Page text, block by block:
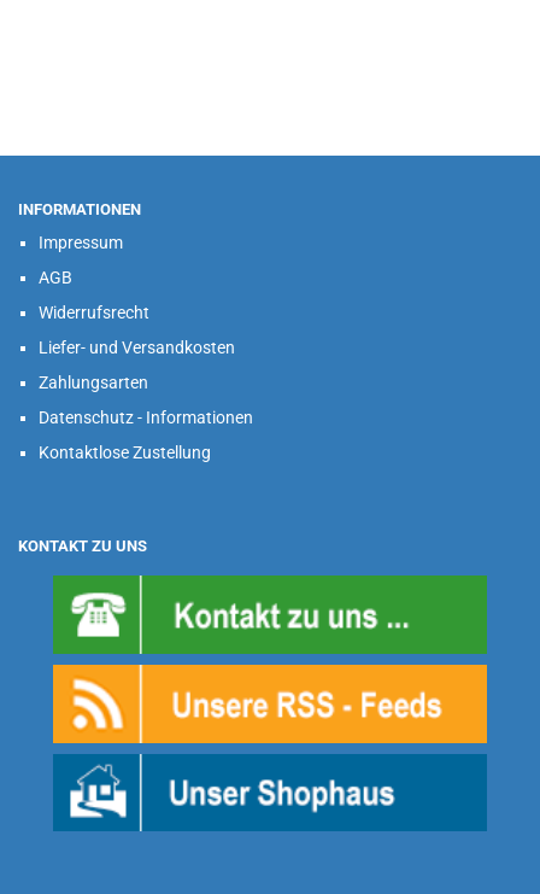
INFORMATIONEN
Impressum
AGB
Widerrufsrecht
Liefer- und Versandkosten
Zahlungsarten
Datenschutz - Informationen
Kontaktlose Zustellung
KONTAKT ZU UNS